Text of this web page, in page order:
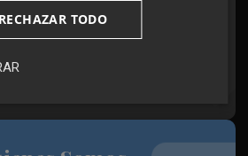
en redes
desde cualquier medio
RECHAZAR TODO